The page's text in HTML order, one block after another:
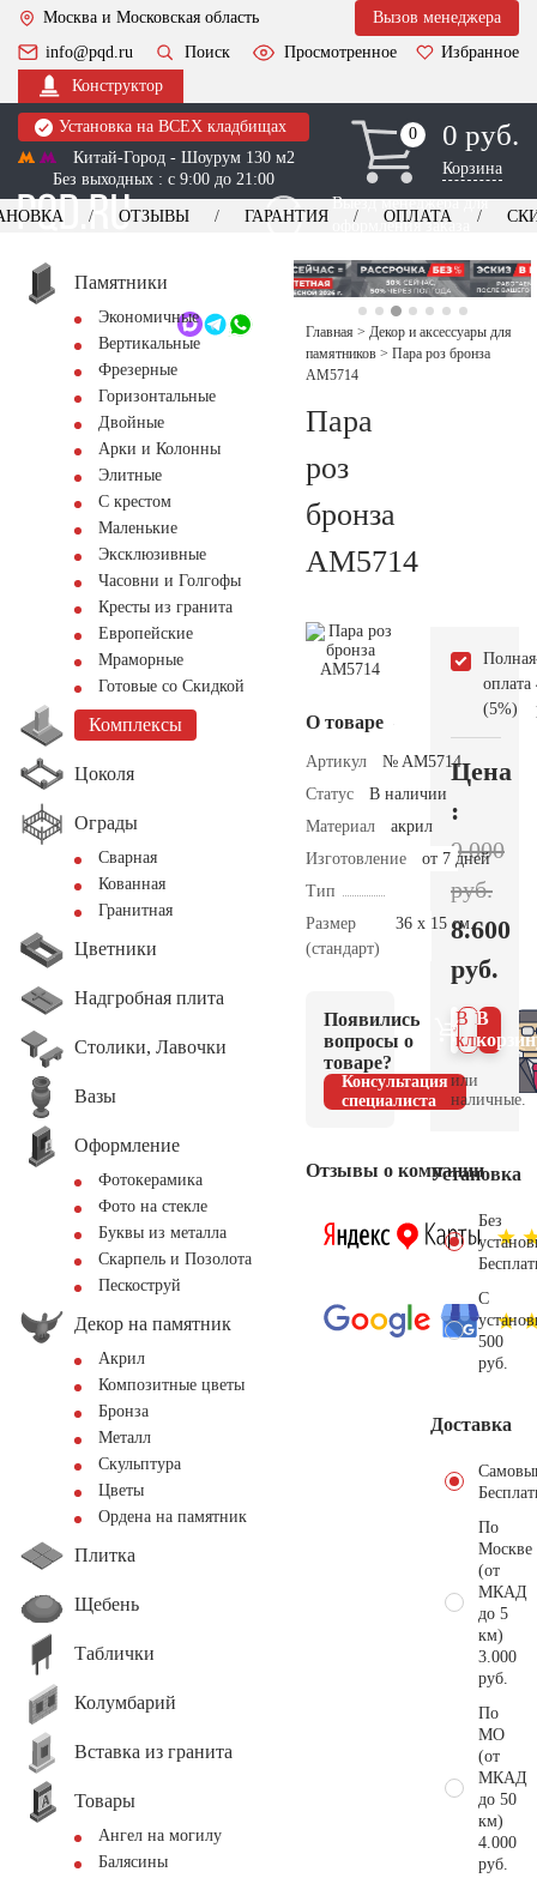
Москва и Московская область
Вызов менеджера
info@pqd.ru
Поиск Просмотренное
Избранное
Конструктор
Установка на ВСЕХ кладбищах
Китай-Город - Шоурум 130 м2
Без выходных : с 9:00 до 21:00
0
0 0 руб.
Корзина
Выезд менеджера для
оформления заказа
+7 (495) 518-44-23
Обратный звонок
ОТЗЫВЫ ГАРАНТИЯ ОПЛАТА
Памятники
Экономичные
Вертикальные
Фрезерные
Горизонтальные
Двойные
Арки и Колонны
Элитные
С крестом
Маленькие
Эксклюзивные
Часовни и Голгофы
Кресты из гранита
Европейские
Мраморные
Готовые со Скидкой
Комплексы
Цоколя
Ограды
Сварная
Кованная
Гранитная
Цветники
Надгробная плита
Столики, Лавочки
Вазы
Оформление
Фотокерамика
Фото на стекле
Буквы из металла
Скарпель и Позолота
Пескоструй
Декор на памятник
Акрил
Композитные цветы
Бронза
Металл
Скульптура
Цветы
Ордена на памятник
Плитка
Щебень
Таблички
Колумбарий
Вставка из гранита
Товары
Ангел на могилу
Балясины
Главная > Декор и аксессуары для
памятников > Пара роз бронза
AM5714
Пара
роз
бронза
AM5714
О товаре
Артикул
№ AM5714
Статус
В наличии
Материал
акрил
Изготовление
от 7 дней
Тип
Размер
(стандарт)
36 х 15 см.
Появились
вопросы о
товаре?
Консультация
специалиста
Отзывы о компании
Полная
оплата
(5%)
Цена
:
9.000
руб.
8.600
руб.
В
В 1
клик
или
наличные.
Установка
Без
С
500
руб.
Доставка
По
Москве
(от
МКАД
до 5
км)
3.000
руб.
По
МО
(от
МКАД
до 50
км)
4.000
руб.